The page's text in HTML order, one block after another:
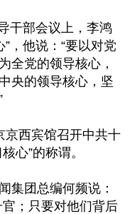
干部会议上，李鸿
，他说：“要以对党
全党的领导核心，
央的领导核心，坚
京西宾馆召开中共十
心”的称谓。
集团总编何频说：
；只要对他们背后